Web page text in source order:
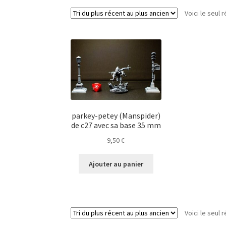
Voici le seul
parkey-petey (Manspider)
de c27 avec sa base 35 mm
9,50€
Ajouter au panier
Voici le seul